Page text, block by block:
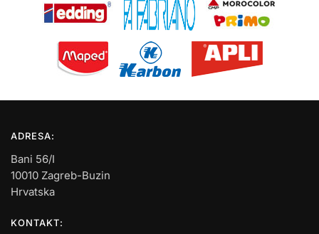
ADRESA:
Bani 56/I
10010 Zagreb-Buzin
Hrvatska
KONTAKT: